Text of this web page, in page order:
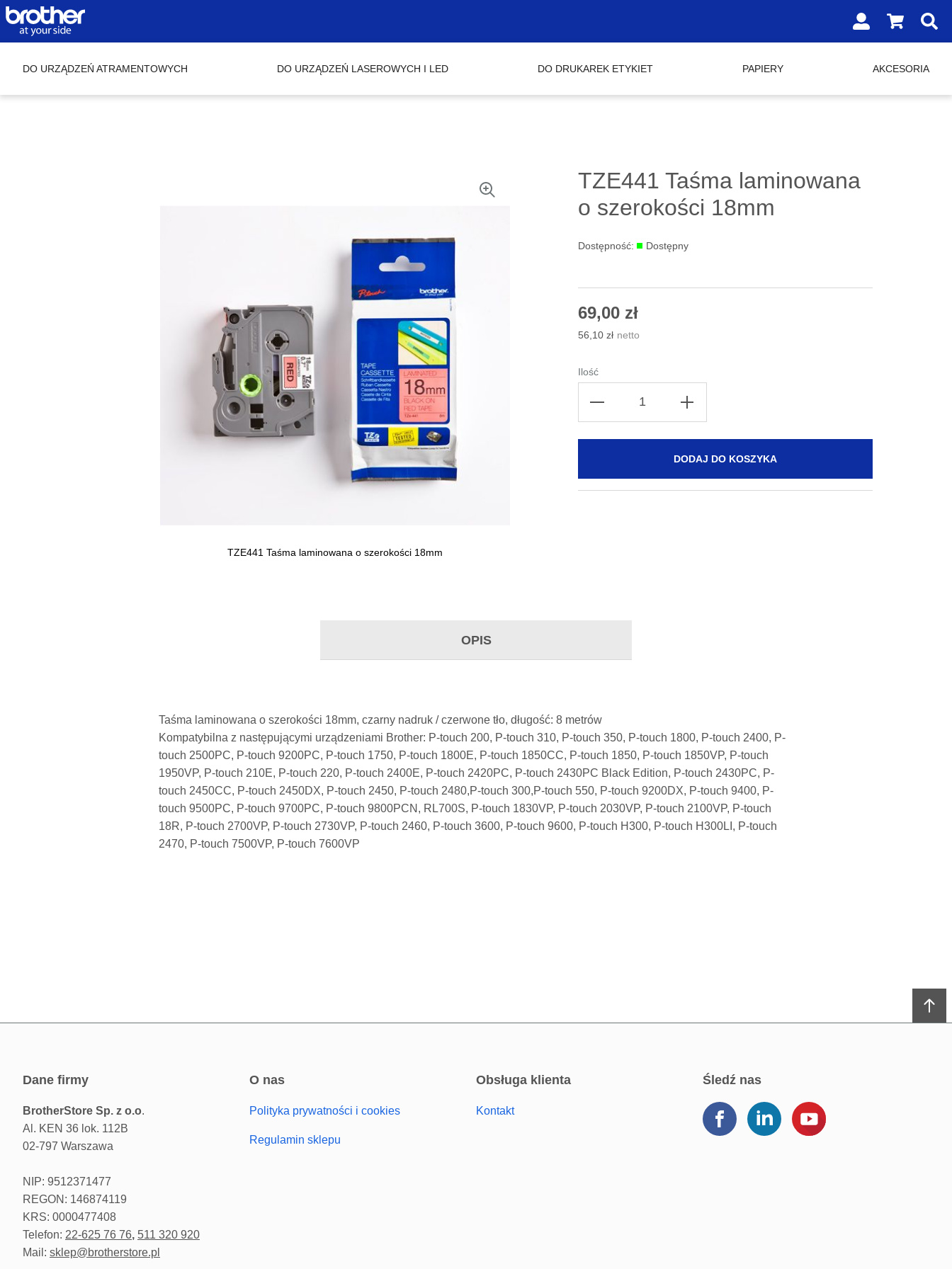
SHOPPING
0
PRODUCTS
YOUR
DO URZĄDZEŃ ATRAMENTOWYCH DO URZĄDZEŃ LASEROWYCH I LED DO DRUKAREK ETYKIET PAPIERY AKCESORIA
TZE441 Taśma laminowana
o szerokości 18mm
Dostępność: Dostępny
TZE441 Taśma laminowana o szerokości 18mm
69,00 zł
56,10 zł
Ilość
DODAJ DO KOSZYKA
OPIS
Taśma laminowana o szerokości 18mm, czarny nadruk / czerwone tło, długość: 8 metrów
Kompatybilna z następującymi urządzeniami Brother: P-touch 200, P-touch 310, P-touch 350, P-touch 1800, P-touch 2400, P-
touch 2500PC, P-touch 9200PC, P-touch 1750, P-touch 1800E, P-touch 1850CC, P-touch 1850, P-touch 1850VP, P-touch
1950VP, P-touch 210E, P-touch 220, P-touch 2400E, P-touch 2420PC, P-touch 2430PC Black Edition, P-touch 2430PC, P-
touch 2450CC, P-touch 2450DX, P-touch 2450, P-touch 2480,P-touch 300,P-touch 550, P-touch 9200DX, P-touch 9400, P-
touch 9500PC, P-touch 9700PC, P-touch 9800PCN, RL700S, P-touch 1830VP, P-touch 2030VP, P-touch 2100VP, P-touch
18R, P-touch 2700VP, P-touch 2730VP, P-touch 2460, P-touch 3600, P-touch 9600, P-touch H300, P-touch H300LI, P-touch
2470, P-touch 7500VP, P-touch 7600VP
dane firmy
BrotherStore Sp. z o.o.
Al. KEN 36 lok. 112B
02-797 Warszawa
NIP: 9512371477
REGON: 146874119
KRS: 0000477408
Telefon: 22-625 76 76, 511 320 920
Mail: sklep@brotherstore.pl
o nas
Polityka prywatności i cookies
Regulamin sklepu
obsługa klienta
Kontakt
śledź nas